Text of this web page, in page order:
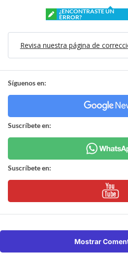
¿ENCONTRASTE UN
ERROR?
Revisa nuestra página de
Síguenos en:
Suscríbete en:
Suscríbete en:
Mostrar